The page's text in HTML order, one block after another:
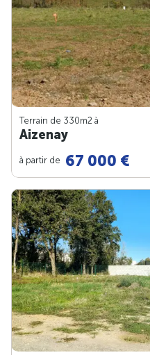
Terrain de 330m2 à
Aizenay
à partir de 67 000 €